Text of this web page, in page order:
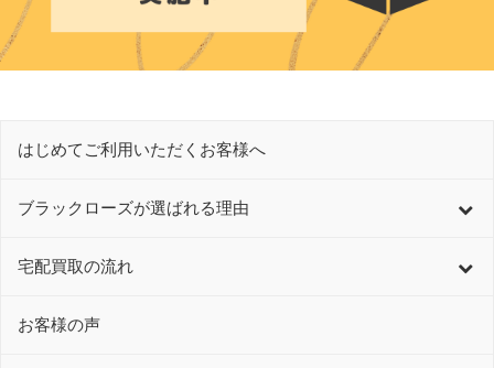
はじめてご利用いただくお客様へ
ブラックローズが選ばれる理由
宅配買取の流れ
お客様の声